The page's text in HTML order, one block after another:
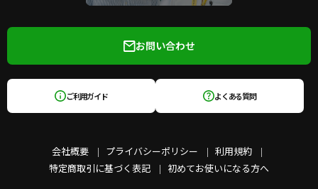
会社概要 プライバシーポリシー
利用規約
特定商取引に基づく表記
初めてお使いになる方へ
お問い合わせ
ご利用ガイド よくある質問